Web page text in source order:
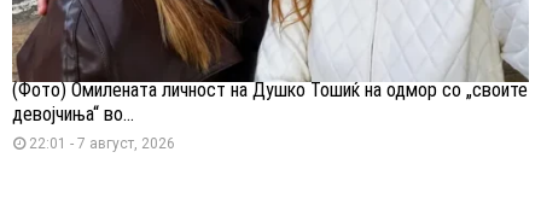
(Фото) Омилената личност на Душко Тошиќ на одмор со „своите
девојчиња“ во...
22:01 - 7 август, 2026